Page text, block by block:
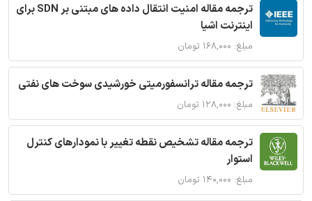
ترجمه مقاله امنیت انتقال داده های مبتنی بر SDN برای
اینترنت اشیا
مبلغ: ۱۶۸,۰۰۰ تومان
ترجمه مقاله ترانسفورمیتی خورشیدی سوخت های نفتی
مبلغ: ۱۲۸,۰۰۰ تومان
ترجمه مقاله تشخیص نقطه تغییر با نمودارهای کنترل
استوار
مبلغ: ۱۴۰,۰۰۰ تومان